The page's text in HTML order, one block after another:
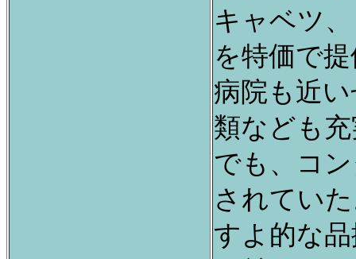
キャベツ
を特価で
病院も近
類なども
でも、コ
されてい
すよ的な